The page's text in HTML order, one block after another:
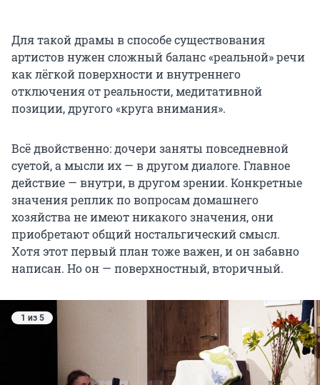
Для такой драмы в способе существования
артистов нужен сложный баланс «реальной» речи
как лёгкой поверхности и внутреннего
отключения от реальности, медитативной
позиции, другого «круга внимания».
Всё двойственно: дочери заняты повседневной
суетой, а мысли их — в другом диалоге. Главное
действие — внутри, в другом зрении. Конкретные
значения реплик по вопросам домашнего
хозяйства не имеют никакого значения, они
приобретают общий ностальгический смысл.
Хотя этот первый план тоже важен, и он забавно
написан. Но он — поверхностный, вторичный.
1 из 5